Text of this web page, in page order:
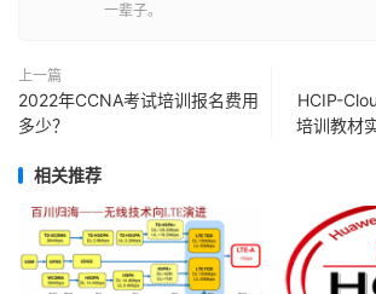
一辈子。
上一篇
2022年CCNA考试培训报名费用
多少？
HCIP-
培训教材
相关推荐